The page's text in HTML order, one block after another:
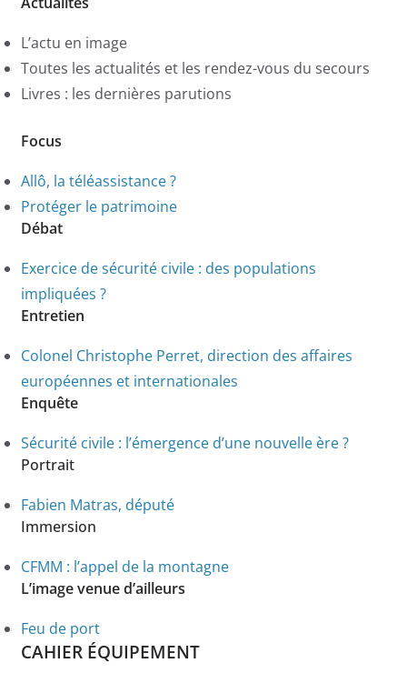
L’actu en image
Toutes les actualités et les rendez-vous du secours
Livres : les dernières parutions
Focus
Allô, la téléassistance ?
Protéger le patrimoine
Débat
Exercice de sécurité civile : des populations
impliquées ?
Entretien
Colonel Christophe Perret, direction des affaires
européennes et internationales
Enquête
Sécurité civile : l’émergence d’une nouvelle ère ?
Portrait
Fabien Matras, député
Immersion
CFMM : l’appel de la montagne
L’image venue d’ailleurs
Feu de port
CAHIER ÉQUIPEMENT